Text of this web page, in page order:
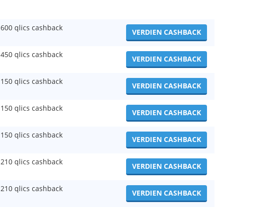
600 qlics cashback VERDIEN CASHBACK
450 qlics cashback VERDIEN CASHBACK
150 qlics cashback VERDIEN CASHBACK
150 qlics cashback VERDIEN CASHBACK
150 qlics cashback VERDIEN CASHBACK
210 qlics cashback VERDIEN CASHBACK
210 qlics cashback VERDIEN CASHBACK